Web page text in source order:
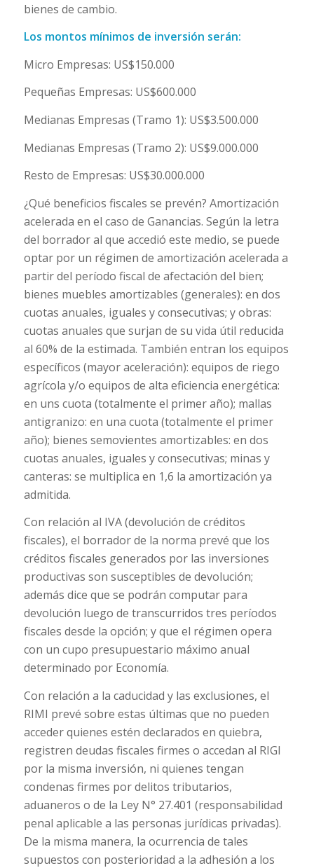
bienes de cambio.
Los montos mínimos de inversión serán:
Micro Empresas: US$150.000
Pequeñas Empresas: US$600.000
Medianas Empresas (Tramo 1): US$3.500.000
Medianas Empresas (Tramo 2): US$9.000.000
Resto de Empresas: US$30.000.000
¿Qué beneficios fiscales se prevén? Amortización
acelerada en el caso de Ganancias. Según la letra
del borrador al que accedió este medio, se puede
optar por un régimen de amortización acelerada a
partir del período fiscal de afectación del bien;
bienes muebles amortizables (generales): en dos
cuotas anuales, iguales y consecutivas; y obras:
cuotas anuales que surjan de su vida útil reducida
al 60% de la estimada. También entran los equipos
específicos (mayor aceleración): equipos de riego
agrícola y/o equipos de alta eficiencia energética:
en uns cuota (totalmente el primer año); mallas
antigranizo: en una cuota (totalmente el primer
año); bienes semovientes amortizables: en dos
cuotas anuales, iguales y consecutivas; minas y
canteras: se multiplica en 1,6 la amortización ya
admitida.
Con relación al IVA (devolución de créditos
fiscales), el borrador de la norma prevé que los
créditos fiscales generados por las inversiones
productivas son susceptibles de devolución;
además dice que se podrán computar para
devolución luego de transcurridos tres períodos
fiscales desde la opción; y que el régimen opera
con un cupo presupuestario máximo anual
determinado por Economía.
Con relación a la caducidad y las exclusiones, el
RIMI prevé sobre estas últimas que no pueden
acceder quienes estén declarados en quiebra,
registren deudas fiscales firmes o accedan al RIGI
por la misma inversión, ni quienes tengan
condenas firmes por delitos tributarios,
aduaneros o de la Ley N° 27.401 (responsabilidad
penal aplicable a las personas jurídicas privadas).
De la misma manera, la ocurrencia de tales
supuestos con posterioridad a la adhesión a los